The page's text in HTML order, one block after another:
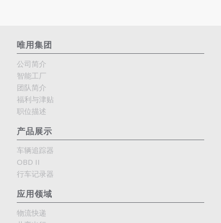
唯用集团
公司简介
智能工厂
团队简介
福利与津贴
职位描述
产品展示
车辆追踪器
OBD II
行车记录器
应用领域
物流快递